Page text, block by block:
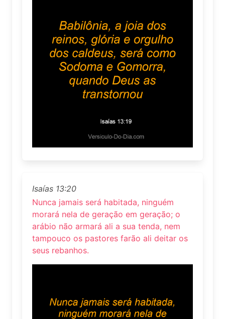
Isaías 13:20
Nunca jamais será habitada, ninguém
morará nela de geração em geração; o
arábio não armará ali a sua tenda, nem
tampouco os pastores farão ali deitar os
seus rebanhos.